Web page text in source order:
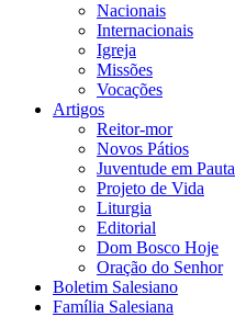
Nacionais
Internacionais
Igreja
Missões
Vocações
Artigos
Reitor-mor
Novos Pátios
Juventude em Pauta
Projeto de Vida
Liturgia
Editorial
Dom Bosco Hoje
Oração do Senhor
Boletim Salesiano
Família Salesiana